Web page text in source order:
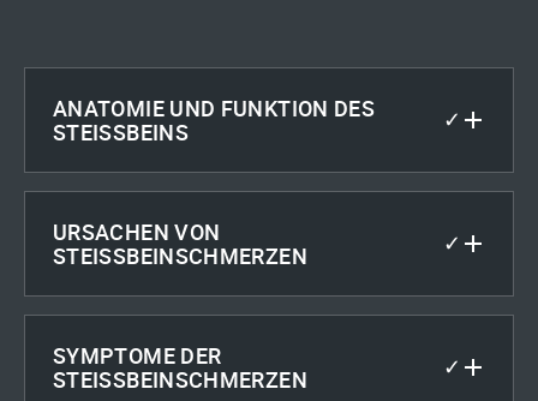
ANATOMIE UND FUNKTION DES
STEISSBEINS
✓
URSACHEN VON
STEISSBEINSCHMERZEN
✓
SYMPTOME DER
STEISSBEINSCHMERZEN
✓